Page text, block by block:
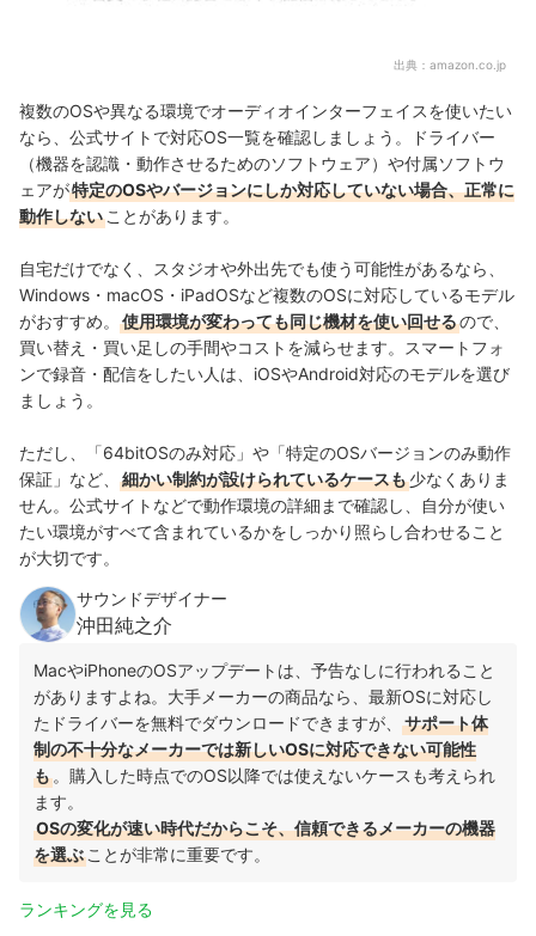
出典： amazon.co.jp
複数のOSや異なる環境でオーディオインターフェイスを使いたい
なら、公式サイトで対応OS一覧を確認しましょう。ドライバー
（機器を認識・動作させるためのソフトウェア）や付属ソフトウ
ェアが特定のOSやバージョンにしか対応していない場合、正常に
動作しない ことがあります。
自宅だけでなく、スタジオや外出先でも使う可能性があるなら、
Windows・macOS・iPadOSなど複数のOSに対応しているモデル
がおすすめ。
使用環境が変わっても同じ機材を使い回せるので、
買い替え・買い足しの手間やコストを減らせます。スマートフォ
ンで録音・配信をしたい人は、iOSやAndroid対応のモデルを選び
ましょう。
ただし、「64bitOSのみ対応」や「特定のOSバージョンのみ動作
保証」など、
細かい制約が設けられているケースも少なくありま
せん。公式サイトなどで動作環境の詳細まで確認し、自分が使い
たい環境がすべて含まれているかをしっかり照らし合わせること
が大切です。
サウンドデザイナー
沖田純之介
MacやiPhoneのOSアップデートは、予告なしに行われること
がありますよね。大手メーカーの商品なら、最新OSに対応し
たドライバーを無料でダウンロードできますが、
サポート体
制の不十分なメーカーでは新しいOSに対応できない可能性
も 。購入した時点でのOS以降では使えないケースも考えられ
ます。
OSの変化が速い時代だからこそ、信頼できるメーカーの機器
を選ぶ ことが非常に重要です。
ランキングを見る